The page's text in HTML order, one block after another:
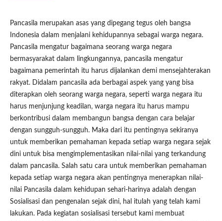
Pancasila merupakan asas yang dipegang tegus oleh bangsa
Indonesia dalam menjalani kehidupannya sebagai warga negara.
Pancasila mengatur bagaimana seorang warga negara
bermasyarakat dalam lingkungannya, pancasila mengatur
bagaimana pemerintah itu harus dijalankan demi mensejahterakan
rakyat. Didalam pancasila ada berbagai aspek yang yang bisa
diterapkan oleh seorang warga negara, seperti warga negara itu
harus menjunjung keadilan, warga negara itu harus mampu
berkontribusi dalam membangun bangsa dengan cara belajar
dengan sungguh-sungguh. Maka dari itu pentingnya sekiranya
untuk memberikan pemahaman kepada setiap warga negara sejak
dini untuk bisa mengimplementasikan nilai-nilai yang terkandung
dalam pancasila. Salah satu cara untuk memberikan pemahaman
kepada setiap warga negara akan pentingnya menerapkan nilai-
nilai Pancasila dalam kehidupan sehari-harinya adalah dengan
Sosialisasi dan pengenalan sejak dini, hal itulah yang telah kami
lakukan. Pada kegiatan sosialisasi tersebut kami membuat